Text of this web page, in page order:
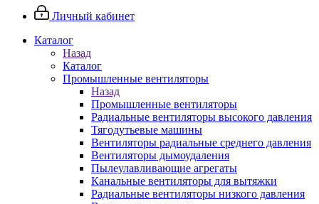
Личный кабинет
Каталог
Назад
Каталог
Промышленные вентиляторы
Назад
Промышленные вентиляторы
Радиальные вентиляторы высокого давления
Тягодутьевые машины
Вентиляторы радиальные среднего давления
Вентиляторы дымоудаления
Пылеулавливающие агрегаты
Канальные вентиляторы для вытяжки
Радиальные вентиляторы низкого давления